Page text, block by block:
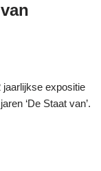
jaarlijkse expositie
‘De Staat van’.